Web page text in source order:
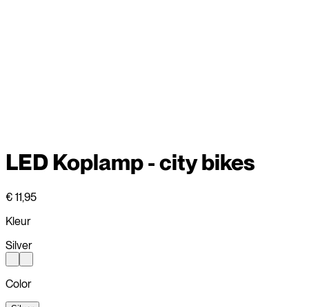
LED Koplamp - city bikes
€ 11,95
Kleur
Silver
Color